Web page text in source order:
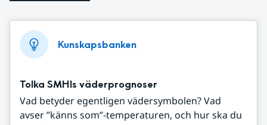
Kunskapsbanken
Tolka SMHIs väderprognoser
Vad betyder egentligen vädersymbolen? Vad
avser ”känns som”-temperaturen, och hur ska du